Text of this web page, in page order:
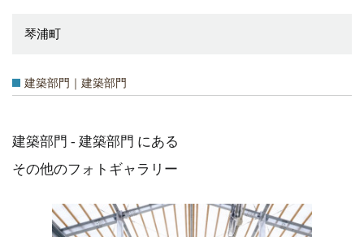
琴浦町
建築部門｜建築部門
建築部門 - 建築部門 にある
その他のフォトギャラリー